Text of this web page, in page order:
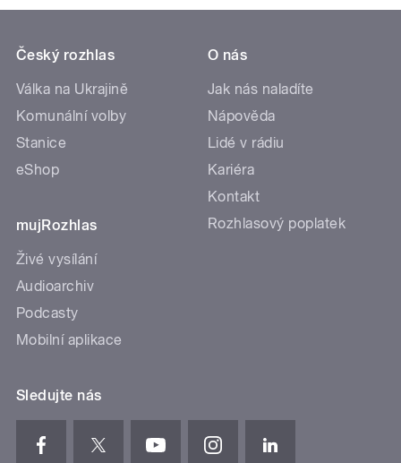
Český rozhlas
Válka na Ukrajině
Komunální volby
Stanice
eShop
mujRozhlas
Živé vysílání
Audioarchiv
Podcasty
Mobilní aplikace
O nás
Jak nás naladíte
Nápověda
Lidé v rádiu
Kariéra
Kontakt
Rozhlasový poplatek
Sledujte nás